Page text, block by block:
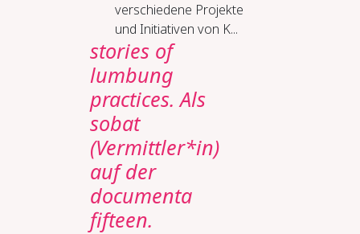
verschiedene Projekte
und Initiativen von K...
stories of
lumbung
practices. Als
sobat
(Vermittler*in)
auf der
documenta
fifteen.